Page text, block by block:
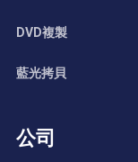
DVD複製
藍光拷貝
公司